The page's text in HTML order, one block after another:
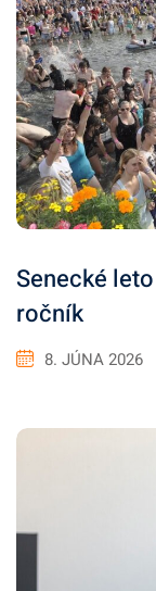
Senecké
ročník
8. JÚNA 2026